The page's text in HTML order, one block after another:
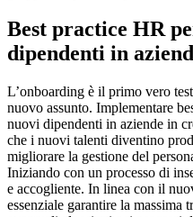
Best practice HR
dipendenti in
L’onboarding è il primo vero
nuovo assunto. Implementare
nuovi dipendenti in aziende in
che i nuovi talenti diventino
migliorare la gestione del
Iniziando con un processo di
e accogliente. In linea con il
essenziale garantire la massima